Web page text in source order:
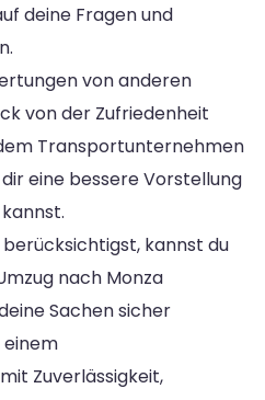
deine Fragen und
von anderen
von der Zufriedenheit
Transportunternehmen
eine bessere Vorstellung
kannst du
nach Monza
Sachen sicher
einem
Zuverlässigkeit,